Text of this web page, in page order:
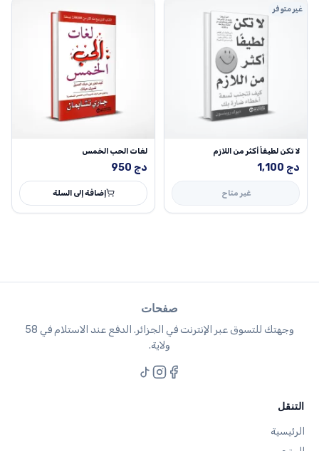
غير متوفر
لا تكن لطيفاً أكثر من اللازم
1,100 دج
غير متاح
لغات الحب الخمس
950 دج
إضافة إلى السلة
صفحات
وجهتك للتسوق عبر الإنترنت في الجزائر. الدفع عند الاستلام في 58
ولاية.
التنقل
الرئيسية